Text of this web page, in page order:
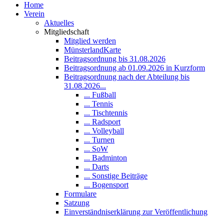
Home
Verein
Aktuelles
Mitgliedschaft
Mitglied werden
MünsterlandKarte
Beitragsordnung bis 31.08.2026
Beitragsordnung ab 01.09.2026 in Kurzform
Beitragsordnung nach der Abteilung bis
31.08.2026...
... Fußball
... Tennis
... Tischtennis
... Radsport
... Volleyball
... Turnen
... SoW
... Badminton
... Darts
... Sonstige Beiträge
... Bogensport
Formulare
Satzung
Einverständniserklärung zur Veröffentlichung